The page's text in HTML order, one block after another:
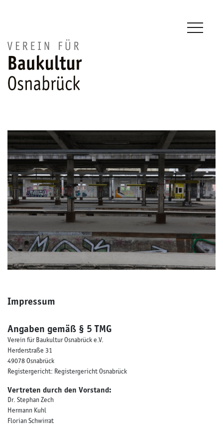
Impressum
Angaben gemäß § 5 TMG
Verein für Baukultur Osnabrück e.V.
Herderstraße 31
49078 Osnabrück
Registergericht: Registergericht Osnabrück
Vertreten durch den Vorstand:
Dr. Stephan Zech
Hermann Kuhl
Florian Schwirrat